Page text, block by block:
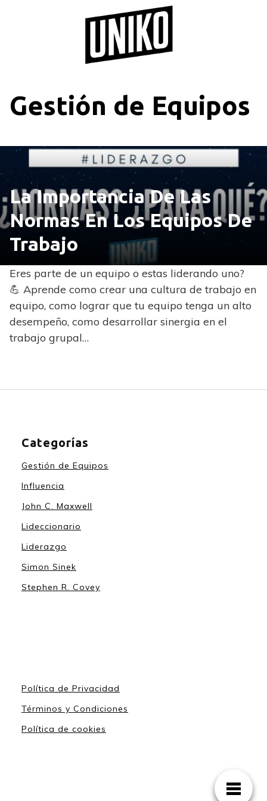
Gestión de Equipos
La Importancia De Las
Normas En Los Equipos De
Trabajo
Eres parte de un equipo o estas liderando uno?
💪 Aprende como crear una cultura de trabajo en
equipo, como lograr que tu equipo tenga un alto
desempeño, como desarrollar sinergia en el
trabajo grupal…
Categorías
Gestión de Equipos
Influencia
John C. Maxwell
Lideccionario
Liderazgo
Simon Sinek
Stephen R. Covey
Política de Privacidad
Términos y Condiciones
Política de cookies